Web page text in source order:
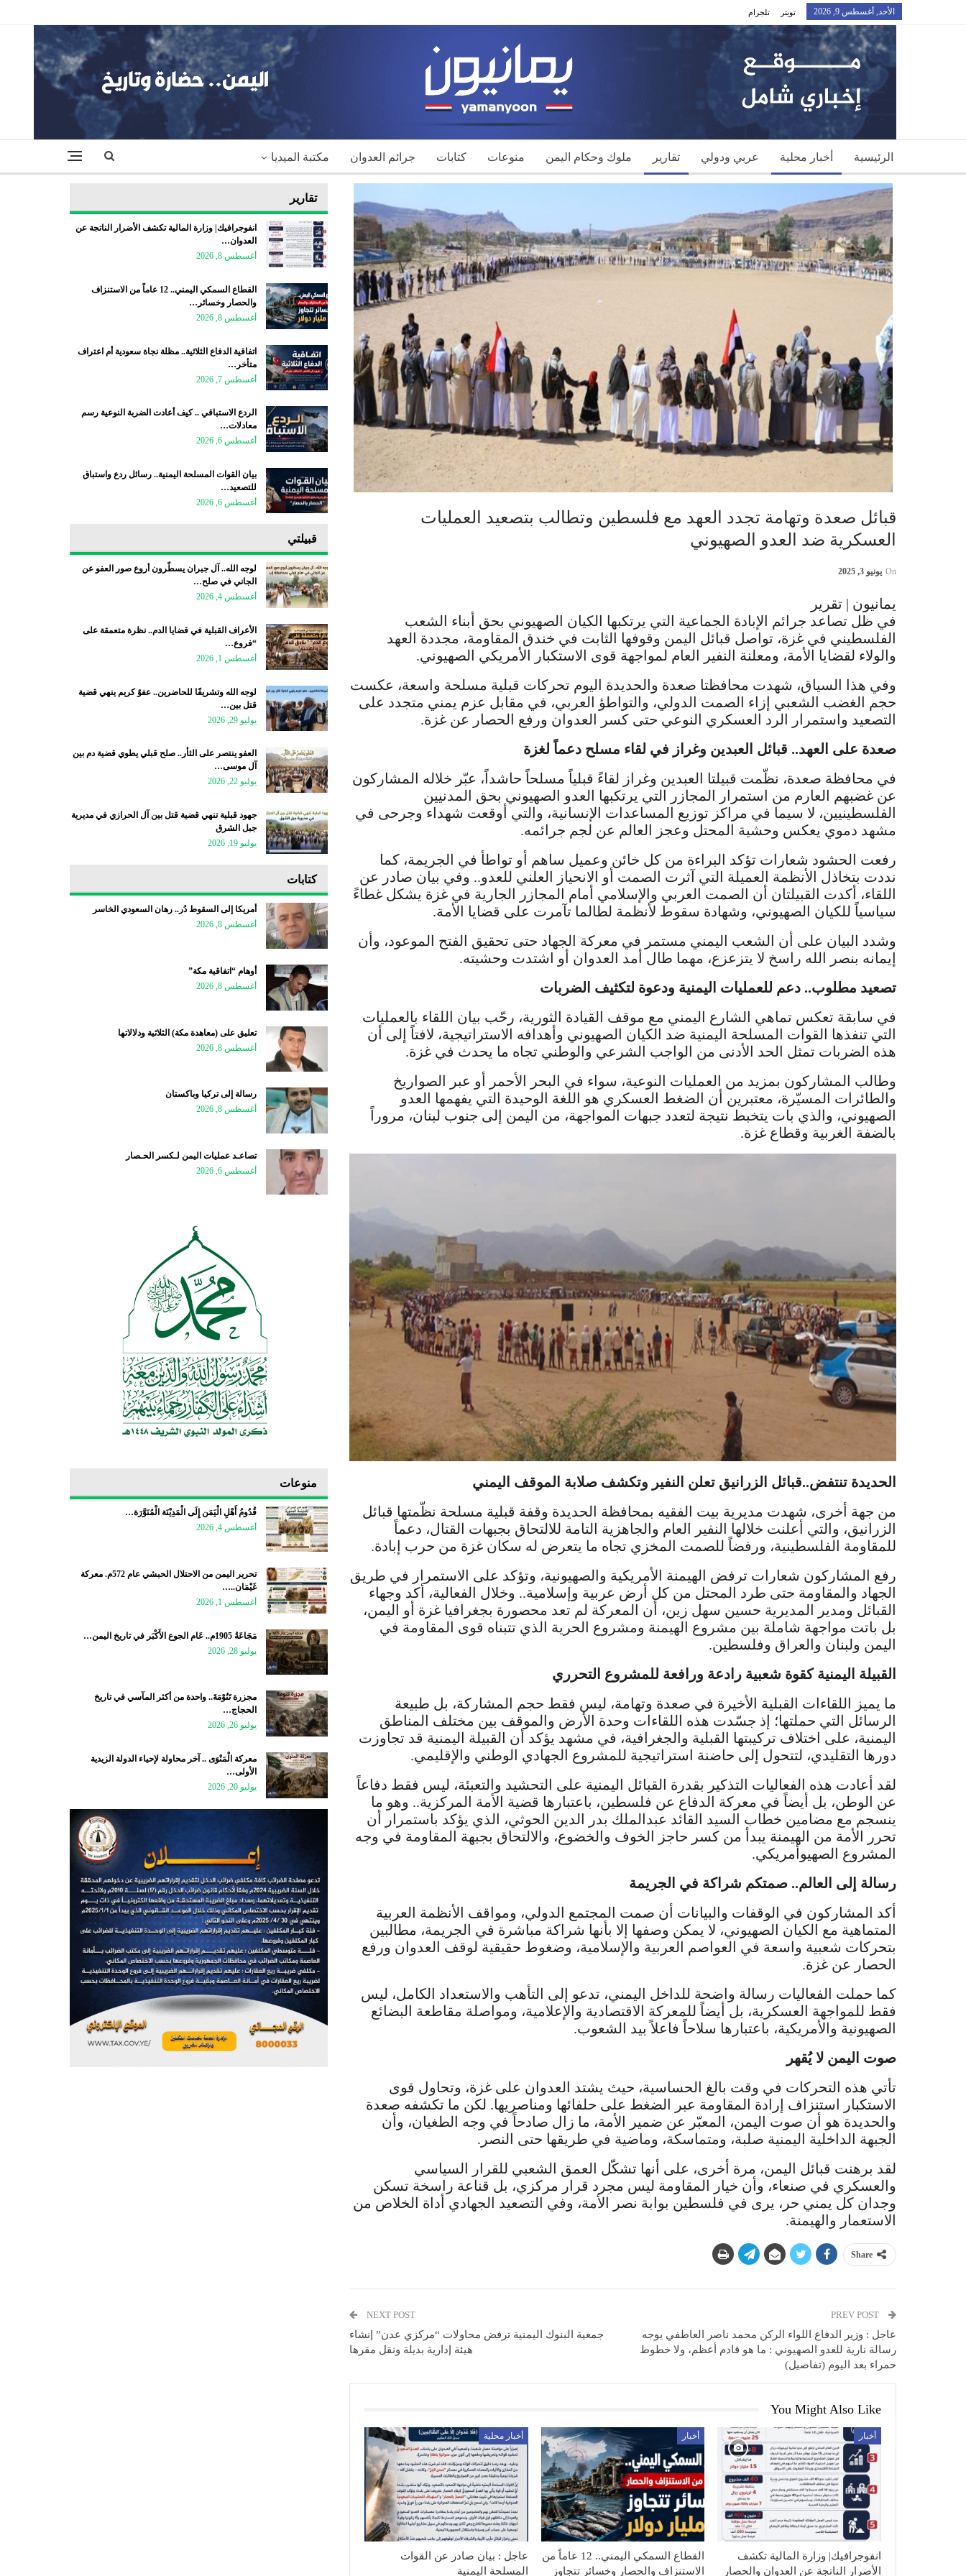
الأحد, أغسطس 9, 2026 تويتر تلجرام
الرئيسية أخبار محلية عربي ودولي تقارير ملوك وحكام اليمن منوعات كتابات جرائم العدوان مكتبة الميديا
قبائل صعدة وتهامة تجدد العهد مع فلسطين وتطالب بتصعيد العمليات
العسكرية ضد العدو الصهيوني
On يونيو 3, 2025
يمانيون | تقرير
في ظل تصاعد جرائم الإبادة الجماعية التي يرتكبها الكيان الصهيوني بحق أبناء الشعب
الفلسطيني في غزة، تواصل قبائل اليمن وقوفها الثابت في خندق المقاومة، مجددة العهد
والولاء لقضايا الأمة، ومعلنة النفير العام لمواجهة قوى الاستكبار الأمريكي الصهيوني.
وفي هذا السياق، شهدت محافظتا صعدة والحديدة اليوم تحركات قبلية مسلحة واسعة، عكست
حجم الغضب الشعبي إزاء الصمت الدولي، والتواطؤ العربي، في مقابل عزم يمني متجدد على
التصعيد واستمرار الرد العسكري النوعي حتى كسر العدوان ورفع الحصار عن غزة.
صعدة على العهد.. قبائل العبدين وغراز في لقاء مسلح دعماً لغزة
في محافظة صعدة، نظّمت قبيلتا العبدين وغراز لقاءً قبلياً مسلحاً حاشداً، عبّر خلاله المشاركون
عن غضبهم العارم من استمرار المجازر التي يرتكبها العدو الصهيوني بحق المدنيين
الفلسطينيين، لا سيما في مراكز توزيع المساعدات الإنسانية، والتي أوقعت شهداء وجرحى في
مشهد دموي يعكس وحشية المحتل وعجز العالم عن لجم جرائمه.
رفعت الحشود شعارات تؤكد البراءة من كل خائن وعميل ساهم أو تواطأ في الجريمة، كما
نددت بتخاذل الأنظمة العميلة التي آثرت الصمت أو الانحياز العلني للعدو.. وفي بيان صادر عن
اللقاء، أكدت القبيلتان أن الصمت العربي والإسلامي أمام المجازر الجارية في غزة يشكل غطاءً
سياسياً للكيان الصهيوني، وشهادة سقوط لأنظمة لطالما تآمرت على قضايا الأمة.
وشدد البيان على أن الشعب اليمني مستمر في معركة الجهاد حتى تحقيق الفتح الموعود، وأن
إيمانه بنصر الله راسخ لا يتزعزع، مهما طال أمد العدوان أو اشتدت وحشيته.
تصعيد مطلوب.. دعم للعمليات اليمنية ودعوة لتكثيف الضربات
في سابقة تعكس تماهي الشارع اليمني مع موقف القيادة الثورية، رحّب بيان اللقاء بالعمليات
التي تنفذها القوات المسلحة اليمنية ضد الكيان الصهيوني وأهدافه الاستراتيجية، لافتاً إلى أن
هذه الضربات تمثل الحد الأدنى من الواجب الشرعي والوطني تجاه ما يحدث في غزة.
وطالب المشاركون بمزيد من العمليات النوعية، سواء في البحر الأحمر أو عبر الصواريخ
والطائرات المسيّرة، معتبرين أن الضغط العسكري هو اللغة الوحيدة التي يفهمها العدو
الصهيوني، والذي بات يتخبط نتيجة لتعدد جبهات المواجهة، من اليمن إلى جنوب لبنان، مروراً
بالضفة الغربية وقطاع غزة.
الحديدة تنتفض..قبائل الزرانيق تعلن النفير وتكشف صلابة الموقف اليمني
من جهة أخرى، شهدت مديرية بيت الفقيه بمحافظة الحديدة وقفة قبلية مسلحة نظّمتها قبائل
الزرانيق، والتي أعلنت خلالها النفير العام والجاهزية التامة للالتحاق بجبهات القتال، دعماً
للمقاومة الفلسطينية، ورفضاً للصمت المخزي تجاه ما يتعرض له سكان غزة من حرب إبادة.
رفع المشاركون شعارات ترفض الهيمنة الأمريكية والصهيونية، وتؤكد على الاستمرار في طريق
الجهاد والمقاومة حتى طرد المحتل من كل أرض عربية وإسلامية.. وخلال الفعالية، أكد وجهاء
القبائل ومدير المديرية حسين سهل زين، أن المعركة لم تعد محصورة بجغرافيا غزة أو اليمن،
بل باتت مواجهة شاملة بين مشروع الهيمنة ومشروع الحرية الذي تتبناه قوى المقاومة في
اليمن ولبنان والعراق وفلسطين.
القبيلة اليمنية كقوة شعبية رادعة ورافعة للمشروع التحرري
ما يميز اللقاءات القبلية الأخيرة في صعدة وتهامة، ليس فقط حجم المشاركة، بل طبيعة
الرسائل التي حملتها؛ إذ جسّدت هذه اللقاءات وحدة الأرض والموقف بين مختلف المناطق
اليمنية، على اختلاف تركيبتها القبلية والجغرافية، في مشهد يؤكد أن القبيلة اليمنية قد تجاوزت
دورها التقليدي، لتتحول إلى حاضنة استراتيجية للمشروع الجهادي الوطني والإقليمي.
لقد أعادت هذه الفعاليات التذكير بقدرة القبائل اليمنية على التحشيد والتعبئة، ليس فقط دفاعاً
عن الوطن، بل أيضاً في معركة الدفاع عن فلسطين، باعتبارها قضية الأمة المركزية.. وهو ما
ينسجم مع مضامين خطاب السيد القائد عبدالملك بدر الدين الحوثي، الذي يؤكد باستمرار أن
تحرر الأمة من الهيمنة يبدأ من كسر حاجز الخوف والخضوع، والالتحاق بجبهة المقاومة في وجه
المشروع الصهيوأمريكي.
رسالة إلى العالم.. صمتكم شراكة في الجريمة
أكد المشاركون في الوقفات والبيانات أن صمت المجتمع الدولي، ومواقف الأنظمة العربية
المتماهية مع الكيان الصهيوني، لا يمكن وصفها إلا بأنها شراكة مباشرة في الجريمة، مطالبين
بتحركات شعبية واسعة في العواصم العربية والإسلامية، وضغوط حقيقية لوقف العدوان ورفع
الحصار عن غزة.
كما حملت الفعاليات رسالة واضحة للداخل اليمني، تدعو إلى التأهب والاستعداد الكامل، ليس
فقط للمواجهة العسكرية، بل أيضاً للمعركة الاقتصادية والإعلامية، ومواصلة مقاطعة البضائع
الصهيونية والأمريكية، باعتبارها سلاحاً فاعلاً بيد الشعوب.
صوت اليمن لا يُقهر
تأتي هذه التحركات في وقت بالغ الحساسية، حيث يشتد العدوان على غزة، وتحاول قوى
الاستكبار استنزاف إرادة المقاومة عبر الضغط على حلفائها ومناصريها. لكن ما تكشفه صعدة
والحديدة هو أن صوت اليمن، المعبّر عن ضمير الأمة، ما زال صادحاً في وجه الطغيان، وأن
الجبهة الداخلية اليمنية صلبة، ومتماسكة، وماضية في طريقها حتى النصر.
لقد برهنت قبائل اليمن، مرة أخرى، على أنها تشكّل العمق الشعبي للقرار السياسي
والعسكري في صنعاء، وأن خيار المقاومة ليس مجرد قرار مركزي، بل قناعة راسخة تسكن
وجدان كل يمني حر، يرى في فلسطين بوابة نصر الأمة، وفي التصعيد الجهادي أداة الخلاص من
الاستعمار والهيمنة.
Share
عاجل : وزير الدفاع اللواء الركن محمد ناصر العاطفي يوجه
رسالة نارية للعدو الصهيوني : ما هو قادم أعظم، ولا خطوط
حمراء بعد اليوم (تفاصيل)
NEXT POST
جمعية البنوك اليمنية ترفض محاولات “مركزي عدن” إنشاء
هيئة إدارية بديلة ونقل مقرها
You Might Also Like
أخبار
انفوجرافيك| وزارة المالية تكشف
الأضرار الناتجة عن العدوان والحصار
أخبار
القطاع السمكي اليمني.. 12 عاماً من
الاستنزاف والحصار وخسائر تتجاوز
أخبار محلية
عاجل : بيان صادر عن القوات
المسلحة اليمنية
تقارير
انفوجرافيك| وزارة المالية تكشف الأضرار الناتجة عن
العدوان…
أغسطس 8, 2026
القطاع السمكي اليمني.. 12 عاماً من الاستنزاف
والحصار وخسائر…
أغسطس 8, 2026
اتفاقية الدفاع الثلاثية.. مظلة نجاة سعودية أم اعتراف
متأخر…
أغسطس 7, 2026
الردع الاستباقي .. كيف أعادت الضربة النوعية رسم
معادلات…
أغسطس 6, 2026
بيان القوات المسلحة اليمنية.. رسائل ردع واستباق
للتصعيد…
أغسطس 6, 2026
قبيلتي
لوجه الله.. آل جبران يسطّرون أروع صور العفو عن
الجاني في صلح…
أغسطس 4, 2026
الأعراف القبلية في قضايا الدم.. نظرة متعمقة على
“فروع…
أغسطس 1, 2026
لوجه الله وتشريفًا للحاضرين.. عفوٌ كريم ينهي قضية
قتل بين…
يوليو 29, 2026
العفو ينتصر على الثأر.. صلح قبلي يطوي قضية دم بين
آل موسى…
يوليو 22, 2026
جهود قبلية تنهي قضية قتل بين آل الحرازي في مديرية
جبل الشرق
يوليو 19, 2026
كتابات
أمريكا إلى السقوط دُر.. رهان السعودي الخاسر
أغسطس 8, 2026
أوهام “اتفاقية مكة”
أغسطس 8, 2026
تعليق على (معاهدة مكة) الثلاثية ودلالاتها
أغسطس 8, 2026
رسالة إلى تركيا وباكستان
أغسطس 8, 2026
تصاعـد عمليات اليمن لـكسر الحـصار
أغسطس 6, 2026
منوعات
قُدُومُ أَهْلِ الْيَمَن إِلَى الْمَدِيْنَة الْمُنَوَّرَة…
أغسطس 4, 2026
تحرير اليمن من الاحتلال الحبشي عام 572م. معركة
غَيْمَان..…
أغسطس 1, 2026
مَجَاعَةُ 1905م.. عَام الجوع الأَكْبَر في تاريخ اليمن…
يوليو 28, 2026
مجزرة تَنُوْمَةَ.. واحدة من أكثر المآسي في تاريخ
الحجاج…
يوليو 26, 2026
معركة الْمَنْوَى .. آخر محاولة لإحياء الدولة الزيدية
الأولى…
يوليو 20, 2026